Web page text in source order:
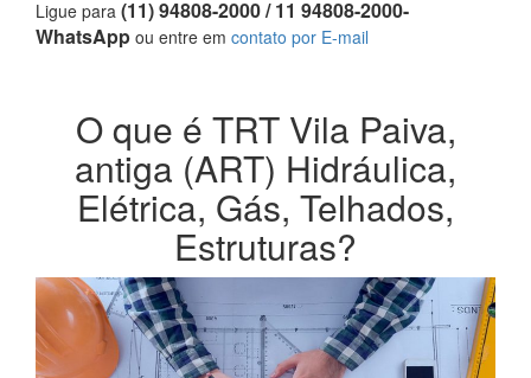
Ligue para (11) 94808-2000 / 11 94808-2000-
WhatsApp ou entre em contato por E-mail
O que é TRT Vila Paiva,
antiga (ART) Hidráulica,
Elétrica, Gás, Telhados,
Estruturas?